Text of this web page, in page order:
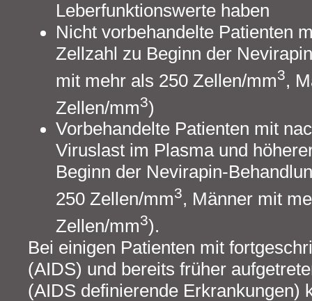
Leberfunktionswerte haben
Nicht vorbehandelte Patienten
Zellzahl zu Beginn der
mit mehr als 250 Zellen/mm3,
Zellen/mm3)
Vorbehandelte Patienten mit
Viruslast im Plasma und
Beginn der Nevirapin-
250 Zellen/mm3, Männer mit
Zellen/mm3).
Bei einigen Patienten mit
(AIDS) und bereits früher
(AIDS definierende Erkrankungen)